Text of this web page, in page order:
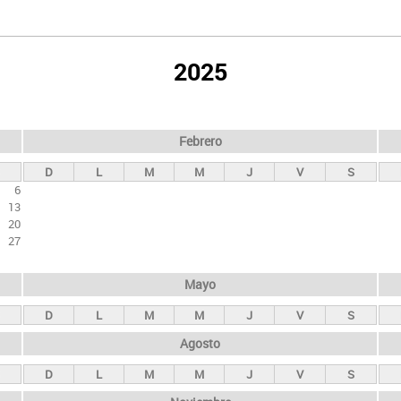
2025
6
13
20
27
Febrero
D L M M J V S
Mayo
D L M M J V S
Agosto
D L M M J V S